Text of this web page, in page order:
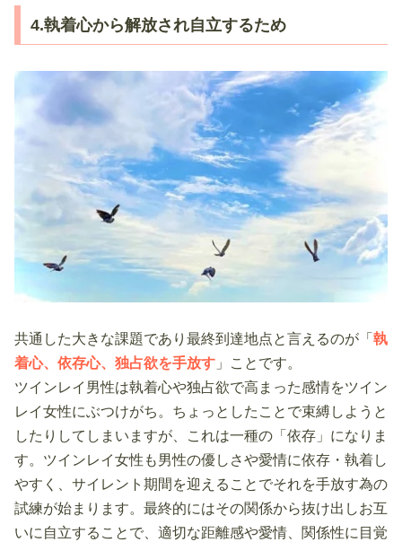
4.執着心から解放され自立するため
共通した大きな課題であり最終到達地点と言えるのが「 執
着心、依存心、独占欲を手放す 」ことです。
ツインレイ男性は執着心や独占欲で高まった感情をツイン
レイ女性にぶつけがち。ちょっとしたことで束縛しようと
したりしてしまいますが、これは一種の「依存」になりま
す。ツインレイ女性も男性の優しさや愛情に依存・執着し
やすく、サイレント期間を迎えることでそれを手放す為の
試練が始まります。最終的にはその関係から抜け出しお互
いに自立することで、適切な距離感や愛情、関係性に目覚